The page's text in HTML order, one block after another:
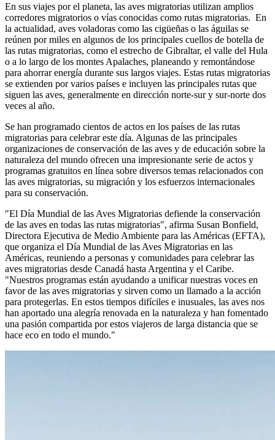
En sus viajes por el planeta, las aves migratorias utilizan amplios
corredores migratorios o vías conocidas como rutas migratorias. En
la actualidad, aves voladoras como las cigüeñas o las águilas se
reúnen por miles en algunos de los principales cuellos de botella de
las rutas migratorias, como el estrecho de Gibraltar, el valle del Hula
o a lo largo de los montes Apalaches, planeando y remontándose
para ahorrar energía durante sus largos viajes. Estas rutas migratorias
se extienden por varios países e incluyen las principales rutas que
siguen las aves, generalmente en dirección norte-sur y sur-norte dos
veces al año.
Se han programado cientos de actos en los países de las rutas
migratorias para celebrar este día. Algunas de las principales
organizaciones de conservación de las aves y de educación sobre la
naturaleza del mundo ofrecen una impresionante serie de actos y
programas gratuitos en línea sobre diversos temas relacionados con
las aves migratorias, su migración y los esfuerzos internacionales
para su conservación.
"El Día Mundial de las Aves Migratorias defiende la conservación
de las aves en todas las rutas migratorias", afirma Susan Bonfield,
Directora Ejecutiva de Medio Ambiente para las Américas (EFTA),
que organiza el Día Mundial de las Aves Migratorias en las
Américas, reuniendo a personas y comunidades para celebrar las
aves migratorias desde Canadá hasta Argentina y el Caribe.
"Nuestros programas están ayudando a unificar nuestras voces en
favor de las aves migratorias y sirven como un llamado a la acción
para protegerlas. En estos tiempos difíciles e inusuales, las aves nos
han aportado una alegría renovada en la naturaleza y han fomentado
una pasión compartida por estos viajeros de larga distancia que se
hace eco en todo el mundo."